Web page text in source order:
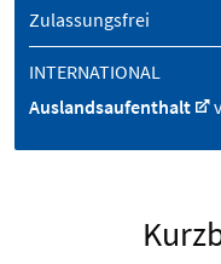
Zulassungsfrei
INTERNATIONAL
Auslandsaufenthalt